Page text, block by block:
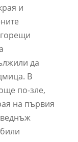
и
да
В
по-зле,
на първия